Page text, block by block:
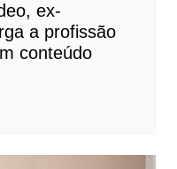
ex-
a profissão
conteúdo